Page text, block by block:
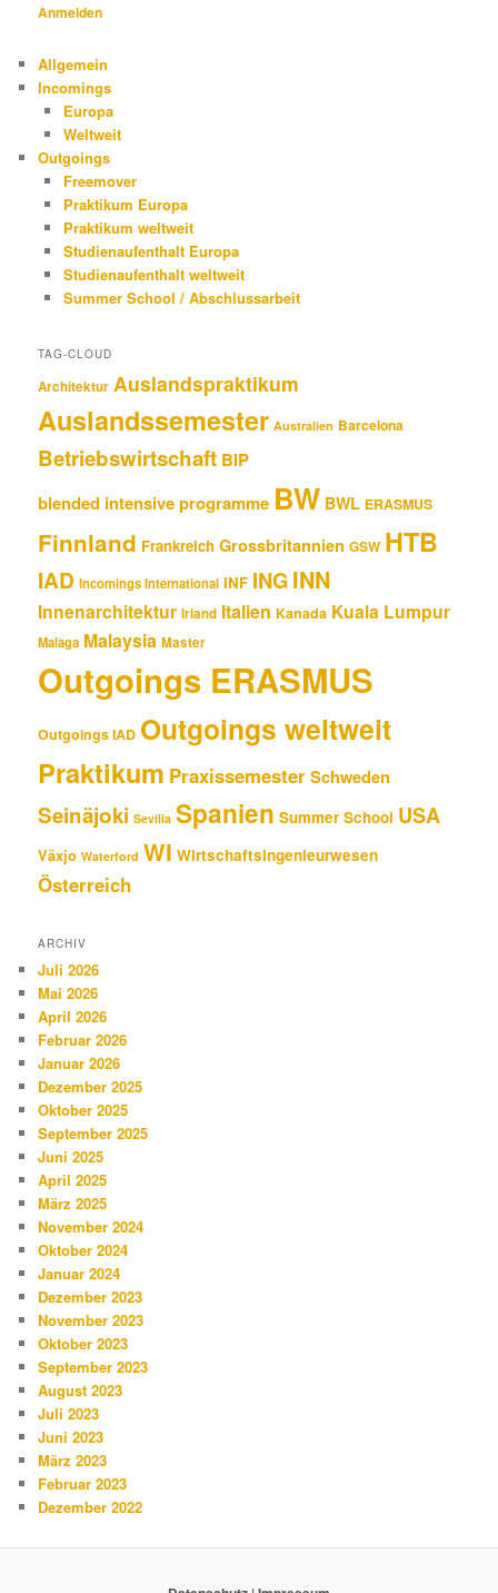
Anmelden
Allgemein
Incomings
Europa
Weltweit
Outgoings
Freemover
Praktikum Europa
Praktikum weltweit
Studienaufenthalt Europa
Studienaufenthalt weltweit
Summer School / Abschlussarbeit
TAG-CLOUD
Architektur Auslandspraktikum
Auslandssemester Australien Barcelona
Betriebswirtschaft BIP
blended intensive programme BW BWL ERASMUS
Finnland Frankreich Grossbritannien GSW HTB
IAD Incomings International INF INGINN
Innenarchitektur Irland Italien Kanada Kuala Lumpur
Malaga Malaysia Master
Outgoings ERASMUS
Outgoings IAD Outgoings weltweit
Praktikum PraxissemesterSchweden
Seinäjoki Sevilla Spanien Summer School USA
Växjo Waterford WI Wirtschaftsingenieurwesen
Österreich
ARCHIV
Juli 2026
Mai 2026
April 2026
Februar 2026
Januar 2026
Dezember 2025
Oktober 2025
September 2025
Juni 2025
April 2025
März 2025
November 2024
Oktober 2024
Januar 2024
Dezember 2023
November 2023
Oktober 2023
September 2023
August 2023
Juli 2023
Juni 2023
März 2023
Februar 2023
Dezember 2022